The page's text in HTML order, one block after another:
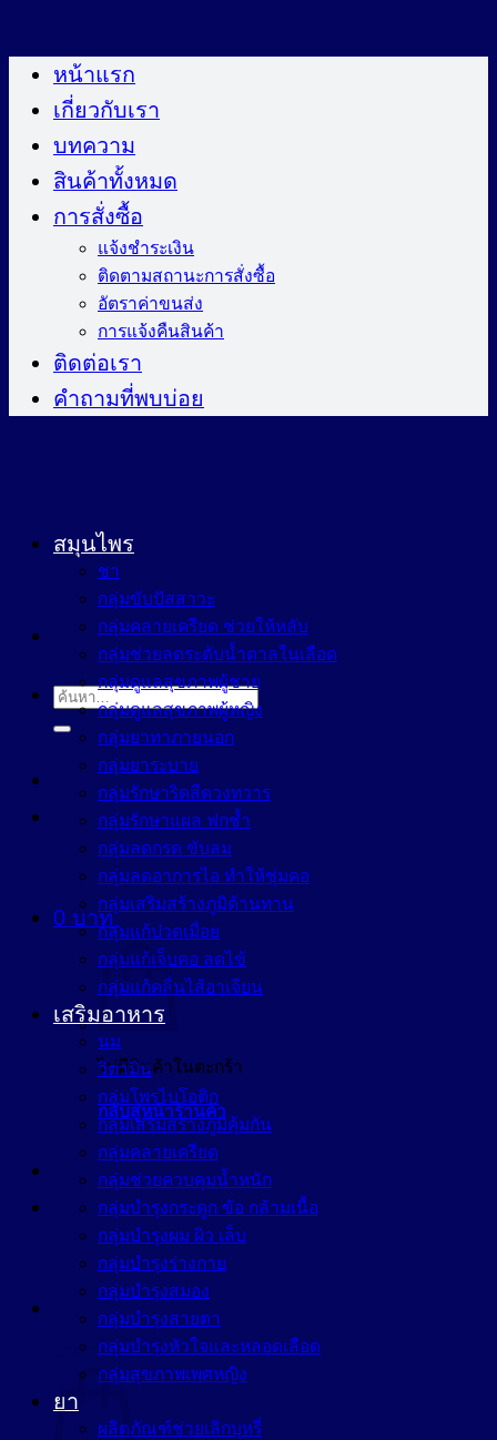
ไป
หน้าแรก
เกี่ยวกับเรา
บทความ
สินค้าทั้งหมด
การสั่งซื้อ
แจ้งชำระเงิน
ติดตามสถานะการสั่งซื้อ
อัตราค่าขนส่ง
การแจ้งคืนสินค้า
ติดต่อเรา
คำถามที่พบบ่อย
ค้นหา:
0 บาท
ไม่มีสินค้าในตะกร้า
กลับสู่หน้าร้านค้า
ตะกร้าสินค้า
สมุนไพร
ชา
กลุ่มขับปัสสาวะ
กลุ่มคลายเครียด ช่วยให้หลับ
กลุ่มช่วยลดระดับน้ำตาลในเลือด
กลุ่มดูแลสุขภาพผู้ชาย
กลุ่มดูแลสุขภาพผู้หญิง
กลุ่มยาทาภายนอก
กลุ่มยาระบาย
กลุ่มรักษาริดสีดวงทวาร
กลุ่มรักษาแผล ฟกช้ำ
กลุ่มลดกรด ขับลม
กลุ่มลดอาการไอ ทำให้ชุ่มคอ
กลุ่มเสริมสร้างภูมิต้านทาน
กลุ่มแก้ปวดเมื่อย
กลุ่มแก้เจ็บคอ ลดไข้
กลุ่มแก้คลื่นไส้อาเจียน
เสริมอาหาร
นม
วิตามิน
กลุ่มโพรไบโอติก
กลุ่มเสริมสร้างภูมิคุ้มกัน
กลุ่มคลายเครียด
กลุ่มช่วยควบคุมน้ำหนัก
กลุ่มบำรุงกระดูก ข้อ กล้ามเนื้อ
กลุ่มบำรุงผม ผิว เล็บ
กลุ่มบำรุงร่างกาย
กลุ่มบำรุงสมอง
กลุ่มบำรุงสายตา
กลุ่มบำรุงหัวใจและหลอดเลือด
กลุ่มสุขภาพเพศหญิง
ยา
ผลิตภัณฑ์ช่วยเลิกบุหรี่